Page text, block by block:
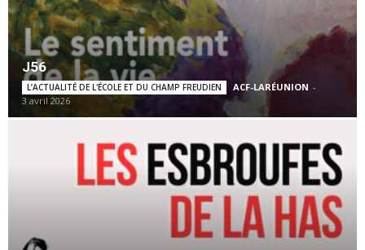
J56
L’ACTUALITÉ DE L'ÉCOLE ET DU CHAMP FREUDIEN ACF-LARÉUNION -
3 avril 2026